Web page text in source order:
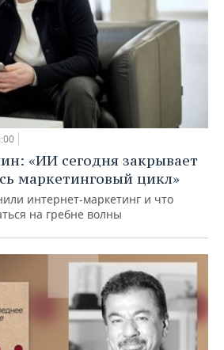
«ИИ сегодня закрывает
маркетинговый цикл»
интернет-маркетинг и что
на гребне волны